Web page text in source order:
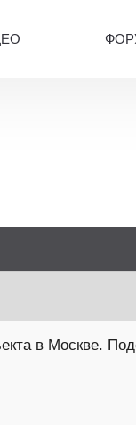
в Москве.